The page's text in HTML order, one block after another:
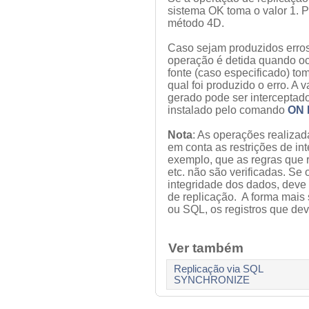
sistema OK toma o valor 1.
método 4D.
Caso sejam produzidos
operação é detida quando
fonte (caso especificado)
qual foi produzido o erro. A
gerado pode ser
instalado pelo comando ON
Nota: As operações
em conta as restrições de
exemplo, que as regras que
etc. não são verificadas. Se
integridade dos dados,
de replicação. A forma
ou SQL, os registros que
Ver também
Replicação via SQL
SYNCHRONIZE